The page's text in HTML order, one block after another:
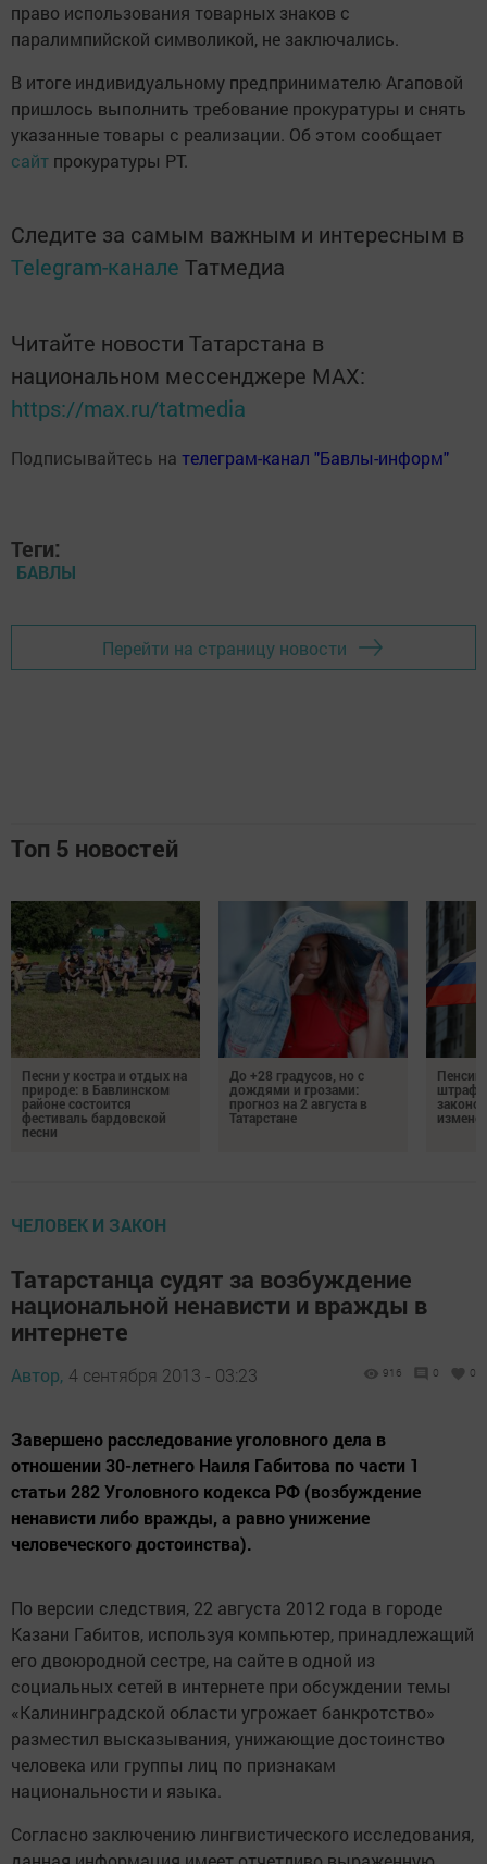
право использования товарных знаков с
паралимпийской символикой, не заключались.
В итоге индивидуальному предпринимателю Агаповой
пришлось выполнить требование прокуратуры и снять
указанные товары с реализации. Об этом сообщает
сайт прокуратуры РТ.
Следите за самым важным и интересным в
Telegram-канале Татмедиа
Читайте новости Татарстана в
национальном мессенджере MАХ:
https://max.ru/tatmedia
Подписывайтесь на телеграм-канал "Бавлы-информ"
Теги:
БАВЛЫ
Перейти на страницу новости
Топ 5 новостей
Песни у костра и отдых на
природе: в Бавлинском
районе состоится
фестиваль бардовской
песни
До +28 градусов, но с
дождями и грозами:
прогноз на 2 августа в
Татарстане
ЧЕЛОВЕК И ЗАКОН
Татарстанца судят за возбуждение
национальной ненависти и вражды в
интернете
Автор, 4 сентября 2013 - 03:23 916 0 0
Завершено расследование уголовного дела в
отношении 30-летнего Наиля Габитова по части 1
статьи 282 Уголовного кодекса РФ (возбуждение
ненависти либо вражды, а равно унижение
человеческого достоинства).
По версии следствия, 22 августа 2012 года в городе
Казани Габитов, используя компьютер, принадлежащий
его двоюродной сестре, на сайте в одной из
социальных сетей в интернете при обсуждении темы
«Калининградской области угрожает банкротство»
разместил высказывания, унижающие достоинство
человека или группы лиц по признакам
национальности и языка.
Согласно заключению лингвистического исследования,